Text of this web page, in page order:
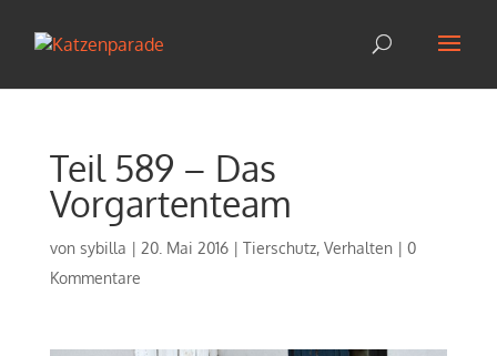
Teil 589 – Das
Vorgartenteam
von sybilla | 20. Mai 2016| Tierschutz, Verhalten| 0
Kommentare